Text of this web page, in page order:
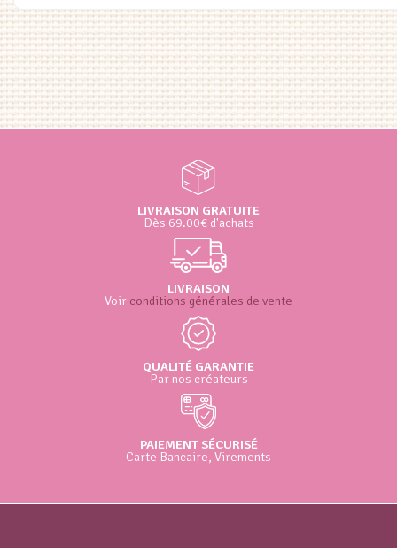
LIVRAISON GRATUITE
Dès 69.00€ d'achats
LIVRAISON
Voir conditions générales de vente
QUALITÉ GARANTIE
Par nos créateurs
PAIEMENT SÉCURISÉ
Carte Bancaire, Virements